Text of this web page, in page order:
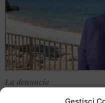
La denuncia